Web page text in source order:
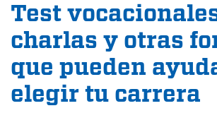
Test
charlas y otras
que pueden
elegir tu carrera